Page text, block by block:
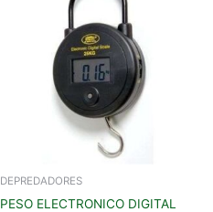
DEPREDADORES
PESO ELECTRONICO DIGITAL